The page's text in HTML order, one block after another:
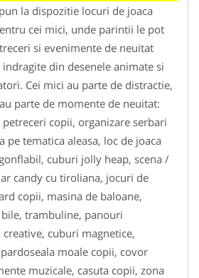
la dispozitie locuri de joaca
cei mici, unde parintii le pot
si evenimente de neuitat
din desenele animate si
Cei mici au parte de distractie,
parte de momente de neuitat:
copii, organizare serbari
pe tematica aleasa, loc de joaca
cuburi jolly heap, scena /
candy cu tiroliana, jocuri de
copii, masina de baloane,
trambuline, panouri
cuburi magnetice,
moale copii, covor
muzicale, casuta copii, zona